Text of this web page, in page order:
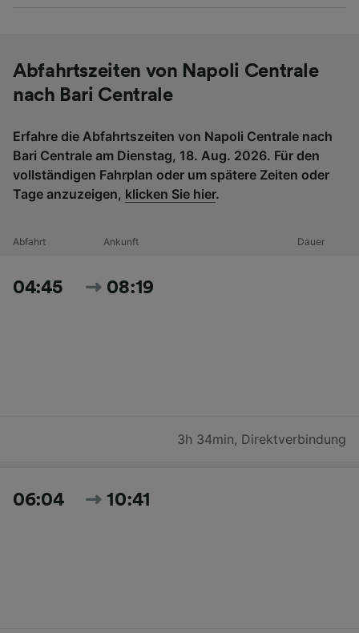
Abfahrtszeiten von Napoli Centrale
nach Bari Centrale
Erfahre die Abfahrtszeiten von Napoli Centrale nach
Bari Centrale am Dienstag, 18. Aug. 2026. Für den
vollständigen Fahrplan oder um spätere Zeiten oder
Tage anzuzeigen, klicken Sie hier.
Abfahrt Ankunft Dauer
04:45 08:19
3h 34min, Direktverbindung
06:04 10:41